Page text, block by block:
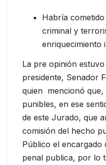
Habría
criminal y
enriquecimiento
La pre opinión
presidente, Senador
quien mencionó que,
punibles, en ese
de este Jurado, que
comisión del hecho
Público el encargado
penal publica, por lo